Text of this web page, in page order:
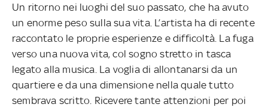
Un ritorno nei luoghi del suo passato, che ha avuto
un enorme peso sulla sua vita. L’artista ha di recente
raccontato le proprie esperienze e difficoltà. La fuga
verso una nuova vita, col sogno stretto in tasca
legato alla musica. La voglia di allontanarsi da un
quartiere e da una dimensione nella quale tutto
sembrava scritto. Ricevere tante attenzioni per poi